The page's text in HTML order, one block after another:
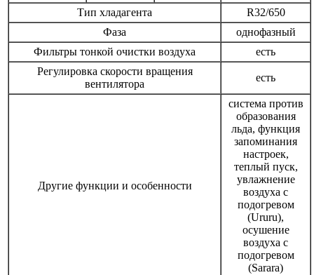
Тип хладагента
R32/650
Фаза
однофазный
Фильтры тонкой очистки воздуха
есть
Регулировка скорости вращения
вентилятора
есть
Другие функции и особенности
система против
образования
льда, функция
запоминания
настроек,
теплый пуск,
увлажнение
воздуха с
подогревом
(Ururu),
осушение
воздуха с
подогревом
(Sarara)